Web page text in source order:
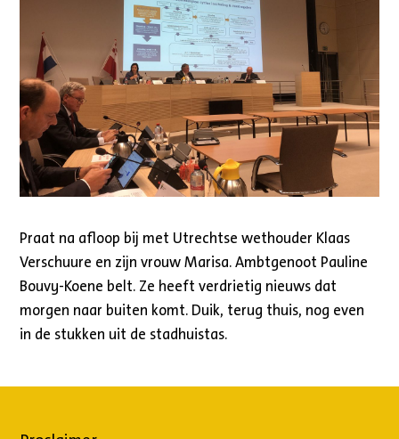
Praat na afloop bij met Utrechtse wethouder Klaas
Verschuure en zijn vrouw Marisa. Ambtgenoot Pauline
Bouvy-Koene belt. Ze heeft verdrietig nieuws dat
morgen naar buiten komt. Duik, terug thuis, nog even
in de stukken uit de stadhuistas.